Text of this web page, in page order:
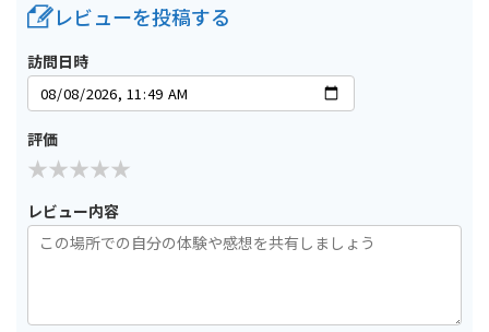
レビューを投稿する
訪問日時
評価
レビュー内容